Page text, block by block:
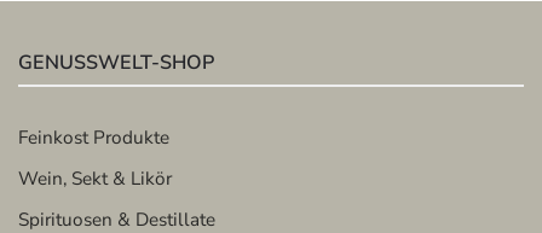
GENUSSWELT-SHOP
Feinkost Produkte
Wein, Sekt & Likör
Spirituosen & Destillate